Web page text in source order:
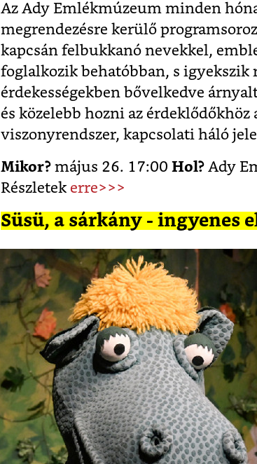
Az Ady Emlékmúzeum minden
megrendezésre kerülő
kapcsán felbukkanó nevekkel,
foglalkozik behatóbban, s igyekszik
érdekességekben bővelkedve
és közelebb hozni az
viszonyrendszer, kapcsolati háló
Mikor? május 26. 17:00 Hol? Ady
Részletek erre>>>
Süsü, a sárkány - ingyenes